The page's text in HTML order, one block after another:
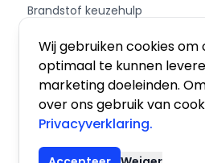
Wij gebruiken cookies om
optimaal te kunnen
marketing doeleinden.
over ons gebruik van
Privacyverklaring.
Brandstof keuzehulp
Schakel of automaat?